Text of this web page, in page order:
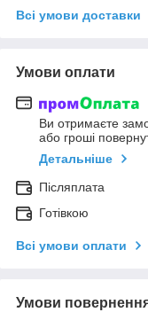
Всі умови доставки
Умови оплати
Ви отримаєте
або гроші
Детальніше
Післяплата
Готівкою
Всі умови оплати
Умови